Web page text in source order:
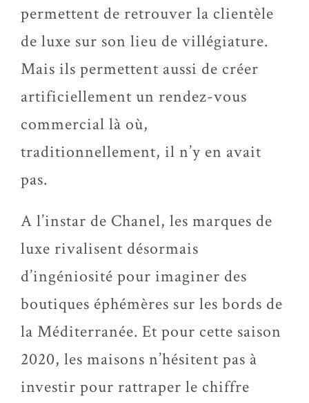
permettent de retrouver la clientèle
de luxe sur son lieu de villégiature.
Mais ils permettent aussi de créer
artificiellement un rendez-vous
commercial là où,
traditionnellement, il n’y en avait
pas.
A l’instar de Chanel, les marques de
luxe rivalisent désormais
d’ingéniosité pour imaginer des
boutiques éphémères sur les bords de
la Méditerranée. Et pour cette saison
2020, les maisons n’hésitent pas à
investir pour rattraper le chiffre